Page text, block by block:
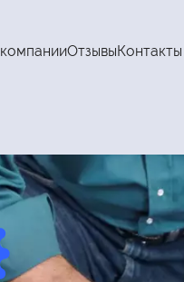
ОтзывыКонтакты